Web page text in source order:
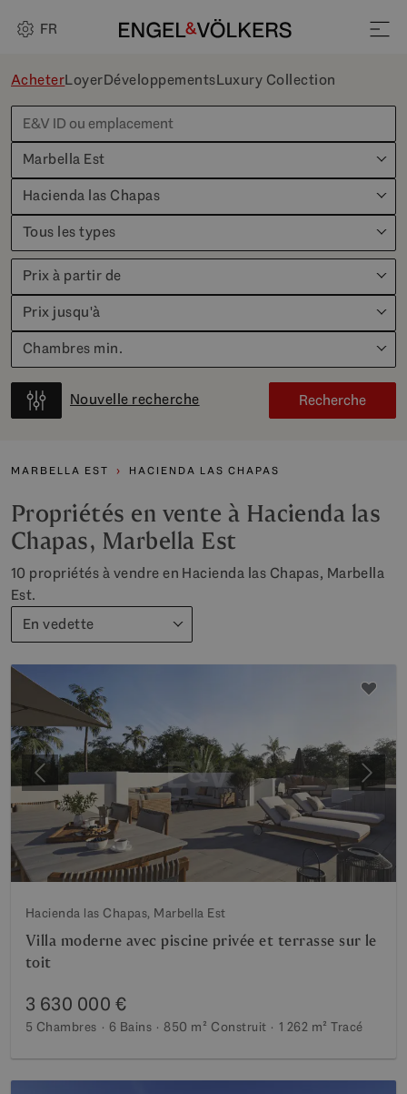
FR
AcheterLoyerDéveloppementsLuxury Collection
Marbella Est
Hacienda las Chapas
Tous les types
Prix à partir de
Prix jusqu'à
Chambres min.
Nouvelle recherche Recherche
MARBELLA EST HACIENDA LAS CHAPAS
Propriétés en vente à Hacienda las
Chapas, Marbella Est
10 propriétés à vendre en Hacienda las Chapas, Marbella
Est.
En vedette
Précédent
Hacienda las Chapas, Marbella Est
Villa moderne avec piscine privée et terrasse sur le
toit
3 630 000 €
5 Chambres 6 Bains 850 m² Construit 1 262 m² Tracé